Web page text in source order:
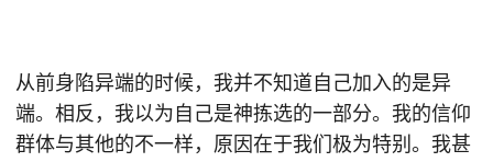
从前身陷异端的时候，我并不知道自己加入的是异
端。相反，我以为自己是神拣选的一部分。我的信仰
群体与其他的不一样，原因在于我们极为特别。我甚